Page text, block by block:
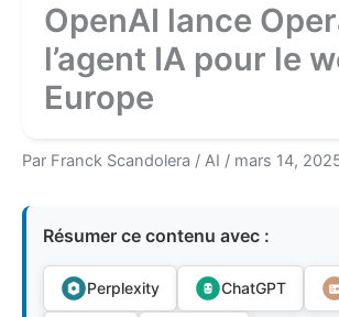
OpenAI lance
l’agent IA pour le
Europe
Par Franck Scandolera / AI / mars 14,
Résumer ce contenu avec :
Perplexity ChatGPT